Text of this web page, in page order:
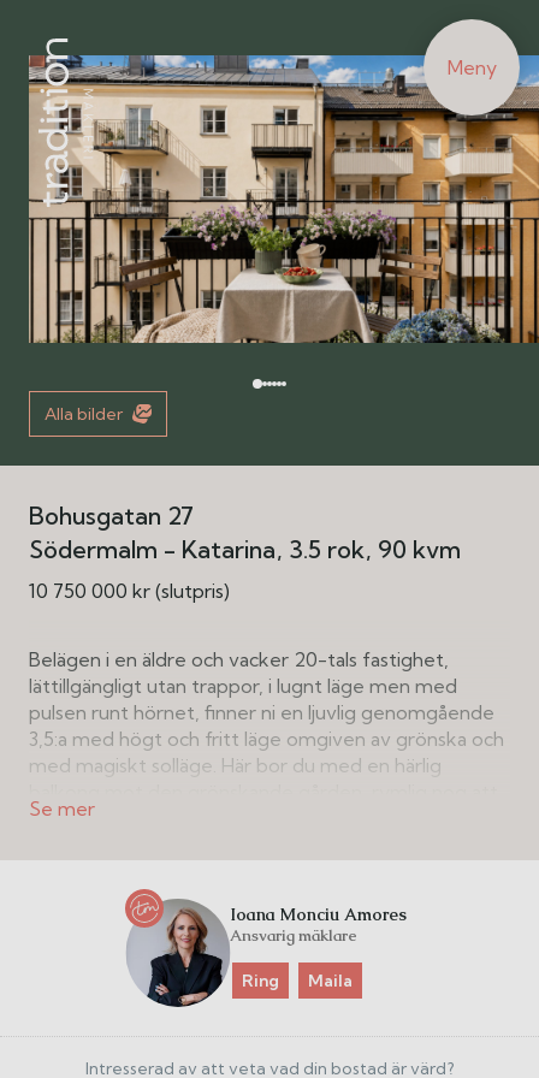
Meny
Alla bilder
Bohusgatan 27
Södermalm - Katarina 3.5 rok 90 kvm
10 750 000 kr (slutpris)
Belägen i en äldre och vacker 20-tals fastighet,
lättillgängligt utan trappor, i lugnt läge men med
pulsen runt hörnet, finner ni en ljuvlig genomgående
3,5:a med högt och fritt läge omgiven av grönska och
med magiskt solläge. Här bor du med en härlig
bjuda vänner till och njuta i kvällssolen. Stora
Smakfulla materialval i perfekt kombination med
modern och öppen planlösning samspelar fint med
äldre attribut från byggåret. Bostaden är i fint skick
med badrum och ytskikt från 2021. Generös takhöjd
ger rymd, speglade dörrar, fönster med spröjs och
Ioana Monciu Amores
Ansvarig mäklare
Ring Maila
Intresserad av att veta vad din bostad är värd?